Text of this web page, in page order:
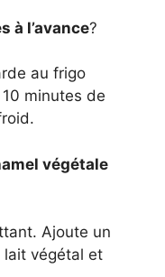
à l’avance?
au frigo
minutes de
végétale
Ajoute un
lait végétal et